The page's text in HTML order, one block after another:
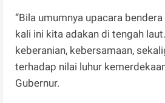
“Bila umumnya upacara
kali ini kita adakan di tengah
keberanian, kebersamaan,
terhadap nilai luhur
Gubernur.